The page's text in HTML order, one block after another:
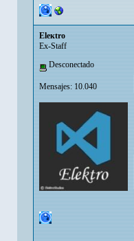
Eleкtro
Ex-Staff
Desconectado
Mensajes: 10.040